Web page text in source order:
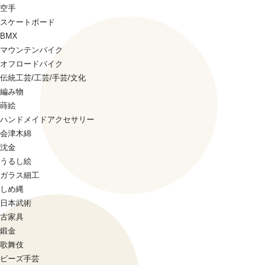
空手
スケートボード
BMX
マウンテンバイク
オフロードバイク
伝統工芸/工芸/手芸/文化
編み物
蒔絵
ハンドメイドアクセサリー
会津木綿
沈金
うるし絵
ガラス細工
しめ縄
日本武術
古家具
鍛金
歌舞伎
ビーズ手芸